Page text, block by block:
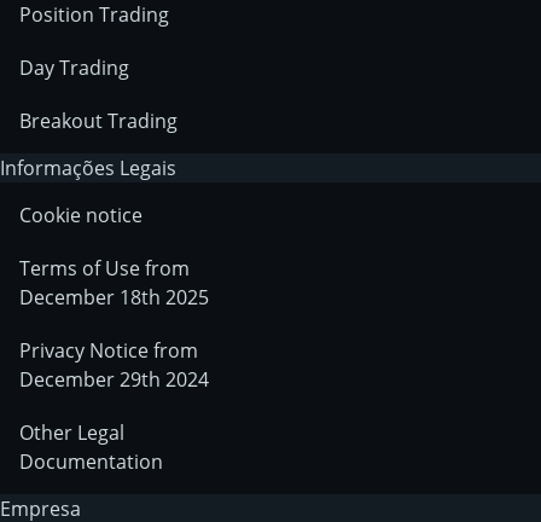
Position Trading
Day Trading
Breakout Trading
Informações Legais
Cookie notice
Terms of Use from
December 18th 2025
Privacy Notice from
December 29th 2024
Other Legal
Documentation
Empresa